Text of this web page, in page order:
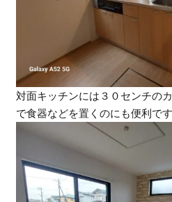
対面キッチンには３０センチの
で食器などを置くのにも便利です